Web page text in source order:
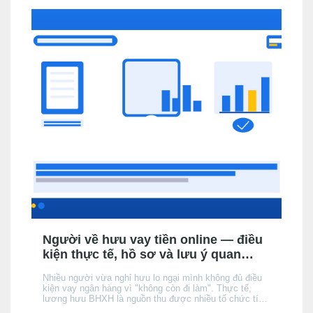
Người về hưu vay tiền online — điều
kiện thực tế, hồ sơ và lưu ý quan
Nhiều người vừa nghỉ hưu lo ngại mình không đủ điều
kiện vay ngân hàng vì "không còn đi làm". Thực tế,
lương hưu BHXH là nguồn thu được nhiều tổ chức tín